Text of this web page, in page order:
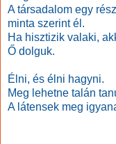
A társadalom egy
minta szerint él.
Ha hisztizik valaki,
Ő dolguk.
Élni, és élni hagyni.
Meg lehetne talán
A látensek meg